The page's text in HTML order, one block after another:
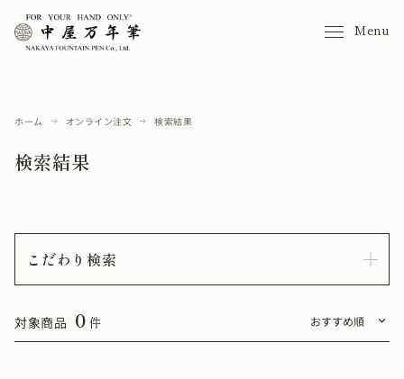
Menu
ホーム オンライン注文 検索結果
検索結果
こだわり検索
対象商品 0 件